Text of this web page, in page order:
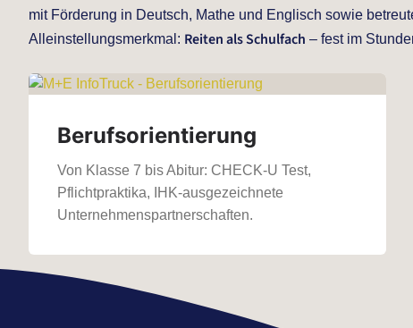
mit Förderung in Deutsch, Mathe und Englisch sowie
Alleinstellungsmerkmal: Reiten als Schulfach – fest im
Berufsorientierung
Von Klasse 7 bis Abitur: CHECK-U Test,
Pflichtpraktika, IHK-ausgezeichnete
Unternehmenspartnerschaften.